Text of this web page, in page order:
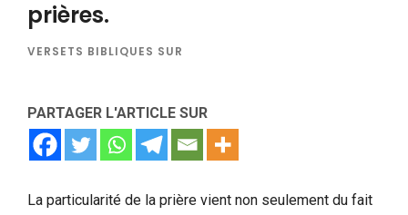
prières.
VERSETS BIBLIQUES SUR
PARTAGER L'ARTICLE SUR
La particularité de la prière vient non seulement du fait